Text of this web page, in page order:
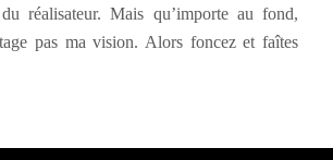
réalisateur. Mais qu’importe au fond,
pas ma vision. Alors foncez et faîtes